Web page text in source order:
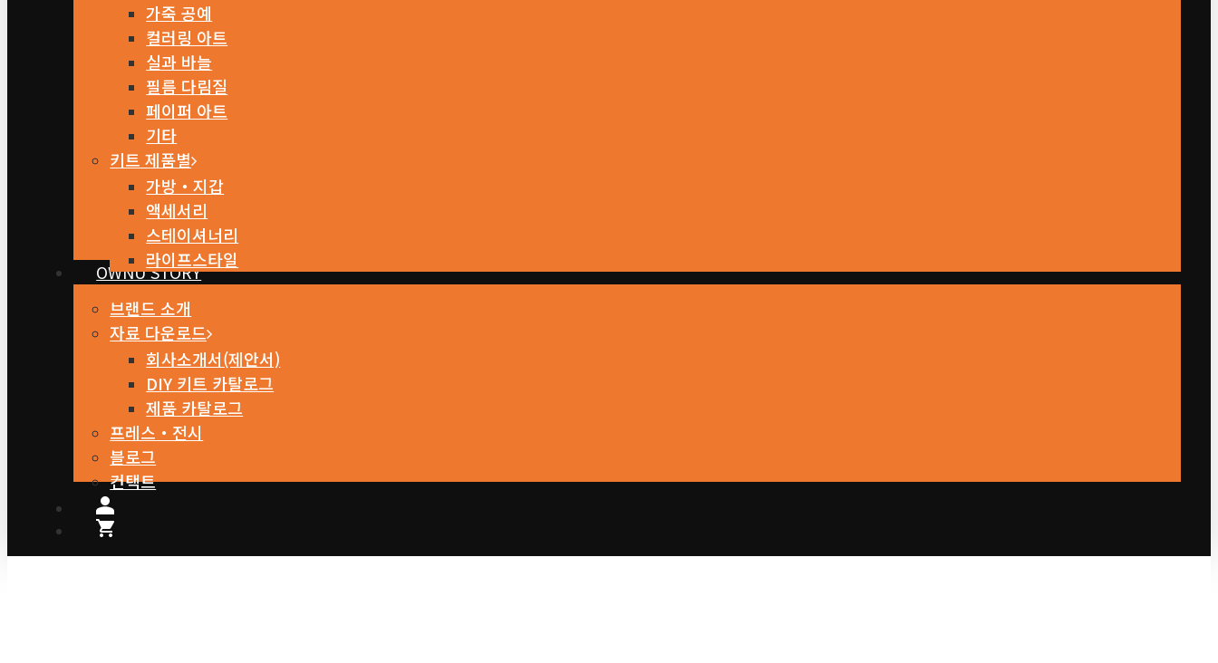
가죽 공예
컬러링 아트
실과 바늘
필름 다림질
페이퍼 아트
기타
키트 제품별
가방・지갑
액세서리
스테이셔너리
라이프스타일
OWNU STORY
브랜드 소개
자료 다운로드
회사소개서(제안서)
DIY 키트 카탈로그
제품 카탈로그
프레스・전시
블로그
컨택트